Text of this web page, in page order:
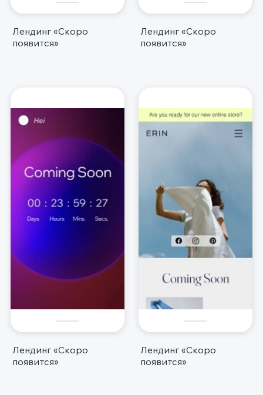
Лендинг «Скоро
появится»
Лендинг «Скоро
появится»
Лендинг «Скоро
появится»
Лендинг «Скоро
появится»